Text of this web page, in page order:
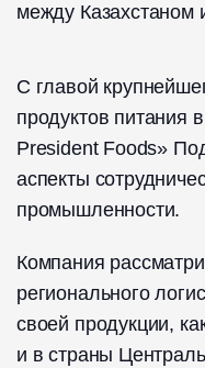
между Казахстаном
С главой
продуктов питания
President Foods»
аспекты
промышленности.
Компания
регионального
своей продукции,
и в страны